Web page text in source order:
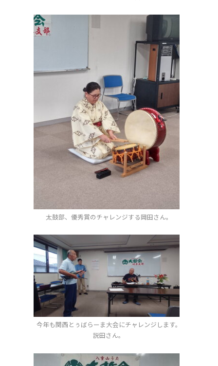
太鼓部、優秀賞のチャレンジする岡田さん。
今年も関西とぅばらーま大会にチャレンジします。
説田さん。